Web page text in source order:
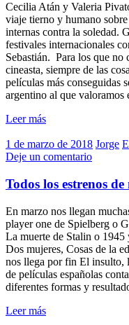
Cecilia Atán y Valeria
viaje tierno y humano
internas contra la soledad.
festivales internacionales
Sebastián. Para los que
cineasta, siempre de las
películas más conseguidas
argentino al que valoramos
Leer más
1 de marzo de 2018 Jorge
Deje un comentario
Todos los estrenos
En marzo nos llegan
player one de Spielberg o
La muerte de Stalin o 1945
Dos mujeres, Cosas de la
nos llega por fin El insulto,
de películas españolas
diferentes formas y
Leer más